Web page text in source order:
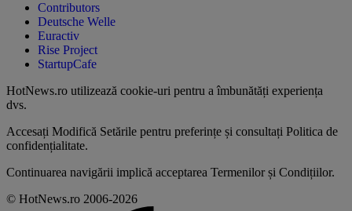
Contributors
Deutsche Welle
Euractiv
Rise Project
StartupCafe
HotNews.ro utilizează cookie-uri pentru a îmbunătăți experiența
dvs.
Accesați Modifică Setările pentru preferințe și consultați Politica de
confidențialitate.
Continuarea navigării implică acceptarea Termenilor și Condițiilor.
© HotNews.ro 2006-2026